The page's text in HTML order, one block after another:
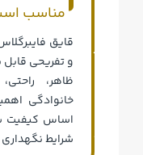
مناسب
قایق
و تفریحی
ظاهر،
خانوادگی
اساس کیفیت
شرایط
خ